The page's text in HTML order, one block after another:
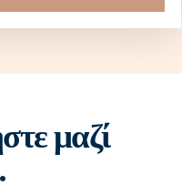
μαζί